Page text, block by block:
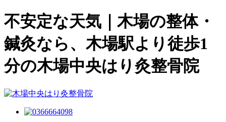
不安定な天気｜木場の整体・
鍼灸なら、木場駅より徒歩1
分の木場中央はり灸整骨院